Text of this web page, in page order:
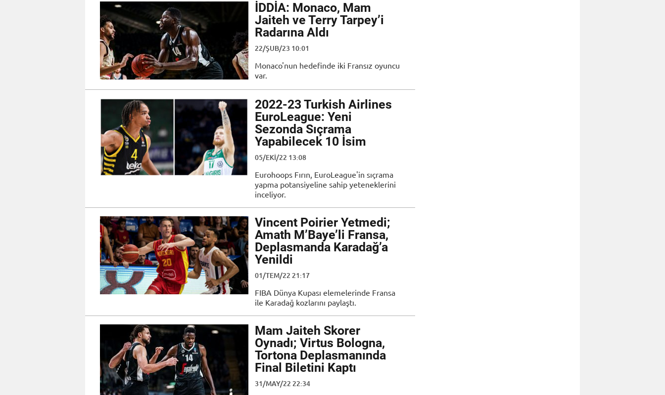
İDDİA: Monaco, Mam
Jaiteh ve Terry Tarpey’i
Radarına Aldı
22/ŞUB/23 10:01
Monaco'nun hedefinde iki Fransız oyuncu
var.
2022-23 Turkish Airlines
EuroLeague: Yeni
Sezonda Sıçrama
Yapabilecek 10 İsim
05/EKI/22 13:08
Eurohoops Fırın, EuroLeague'in sıçrama
yapma potansiyeline sahip yeteneklerini
inceliyor.
Vincent Poirier Yetmedi;
Amath M’Baye’li Fransa,
Deplasmanda Karadağ’a
Yenildi
01/TEM/22 21:17
FIBA Dünya Kupası elemelerinde Fransa
ile Karadağ kozlarını paylaştı.
Mam Jaiteh Skorer
Oynadı; Virtus Bologna,
Tortona Deplasmanında
Final Biletini Kaptı
31/MAY/22 22:34